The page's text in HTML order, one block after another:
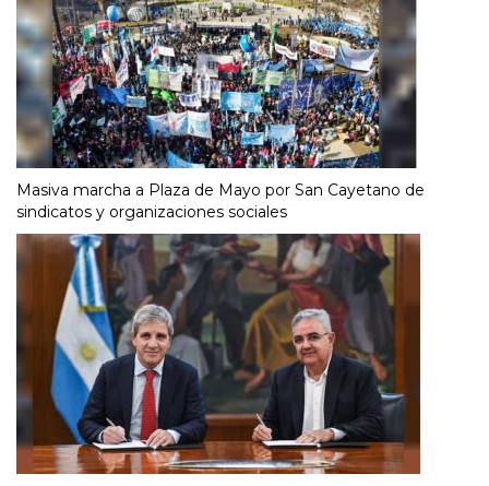
Masiva marcha a Plaza de Mayo por San Cayetano de
sindicatos y organizaciones sociales